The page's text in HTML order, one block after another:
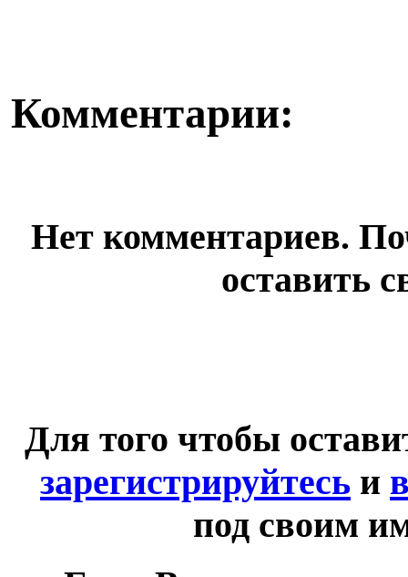
Комментарии:
Нет комментариев.
оставить
Для того чтобы
зарегистрируйтесь и
под своим